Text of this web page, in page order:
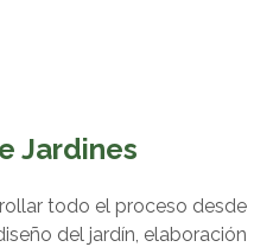
Jardines
todo el proceso desde
del jardín, elaboración